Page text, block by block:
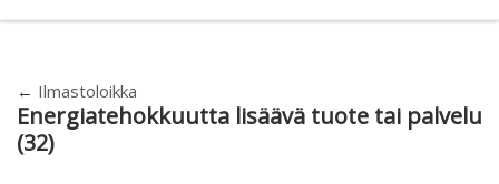
← Ilmastoloikka
Energiatehokkuutta lisäävä tuote tai palvelu
(32)